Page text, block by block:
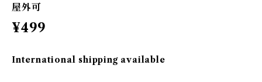
屋外可
¥499
International shipping available